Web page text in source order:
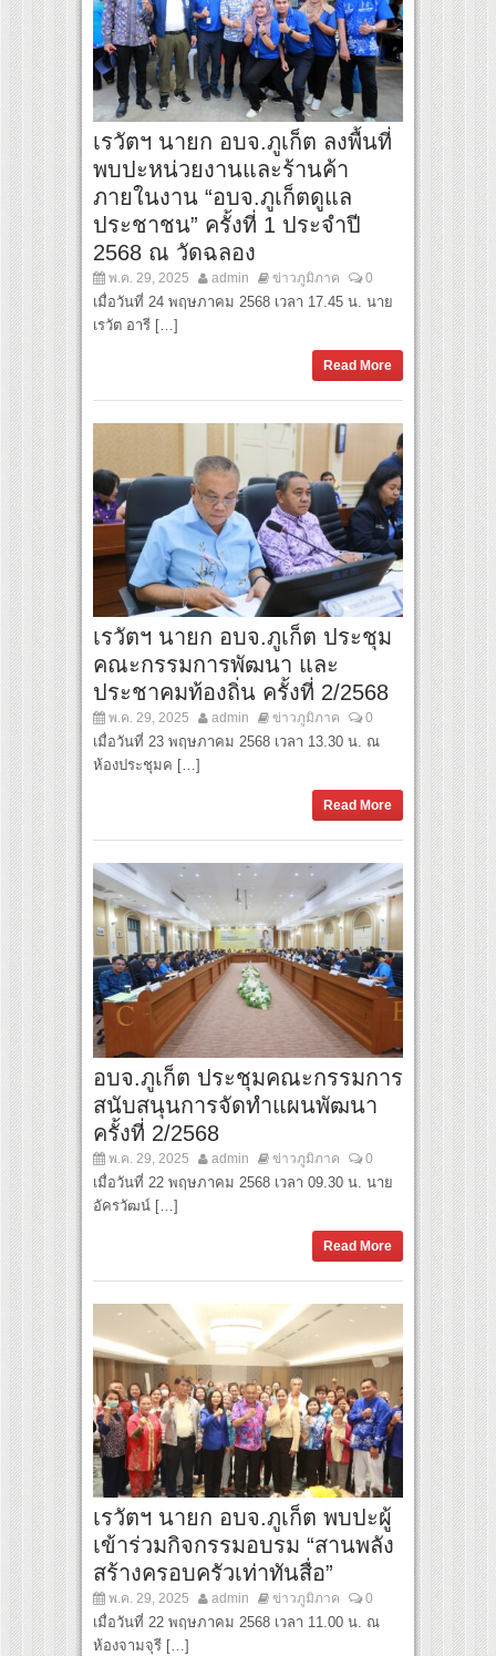
เรวัตฯ นายก อบจ.ภูเก็ต ลงพื้นที่
พบปะหน่วยงานและร้านค้า
ภายในงาน “อบจ.ภูเก็ตดูแล
ประชาชน” ครั้งที่ 1 ประจำปี
2568 ณ วัดฉลอง
พ.ค. 29, 2025 admin ข่าวภูมิภาค 0
เมื่อวันที่ 24 พฤษภาคม 2568 เวลา 17.45 น. นาย
เรวัต อารี […]
Read More
เรวัตฯ นายก อบจ.ภูเก็ต ประชุม
คณะกรรมการพัฒนา และ
ประชาคมท้องถิ่น ครั้งที่ 2/2568
พ.ค. 29, 2025 admin ข่าวภูมิภาค 0
เมื่อวันที่ 23 พฤษภาคม 2568 เวลา 13.30 น. ณ
ห้องประชุมค […]
Read More
อบจ.ภูเก็ต ประชุมคณะกรรมการ
สนับสนุนการจัดทำแผนพัฒนา
ครั้งที่ 2/2568
พ.ค. 29, 2025 admin ข่าวภูมิภาค 0
เมื่อวันที่ 22 พฤษภาคม 2568 เวลา 09.30 น. นาย
อัครวัฒน์ […]
Read More
เรวัตฯ นายก อบจ.ภูเก็ต พบปะผู้
เข้าร่วมกิจกรรมอบรม “สานพลัง
สร้างครอบครัวเท่าทันสื่อ”
พ.ค. 29, 2025 admin ข่าวภูมิภาค 0
เมื่อวันที่ 22 พฤษภาคม 2568 เวลา 11.00 น. ณ
ห้องจามจุรี […]